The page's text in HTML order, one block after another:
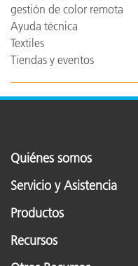
gestión de color remota
Ayuda técnica
Textiles
Tiendas y eventos
Quiénes somos
Servicio y Asistencia
Productos
Recursos